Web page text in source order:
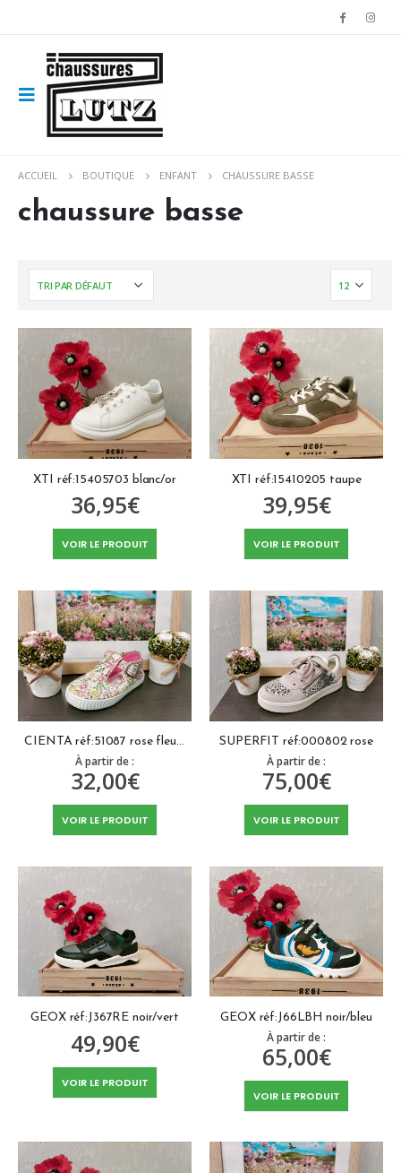
ACCUEIL BOUTIQUE ENFANT CHAUSSURE BASSE
chaussure basse
XTI réf:15405703 blanc/or
36,95€
VOIR LE PRODUIT
XTI réf:15410205 taupe
39,95€
VOIR LE PRODUIT
CIENTA réf:51087 rose fleurie
À partir de :
32,00€
VOIR LE PRODUIT
SUPERFIT réf:000802 rose
À partir de :
75,00€
VOIR LE PRODUIT
GEOX réf:J367RE noir/vert
49,90€
VOIR LE PRODUIT
GEOX réf:J66LBH noir/bleu
À partir de :
65,00€
VOIR LE PRODUIT